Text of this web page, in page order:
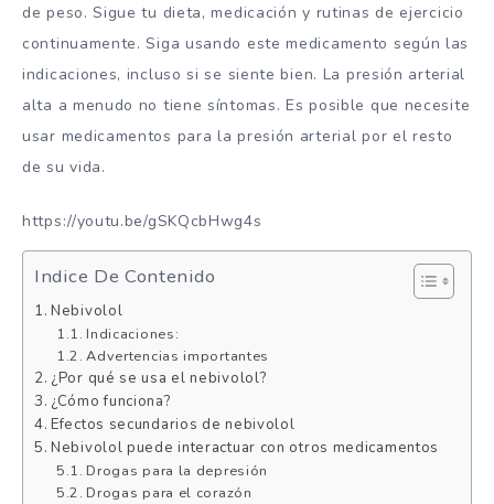
de peso. Sigue tu dieta, medicación y rutinas de ejercicio
continuamente. Siga usando este medicamento según las
indicaciones, incluso si se siente bien. La presión arterial
alta a menudo no tiene síntomas. Es posible que necesite
usar medicamentos para la presión arterial por el resto
de su vida.
https://youtu.be/gSKQcbHwg4s
Indice De Contenido
Nebivolol
Indicaciones:
Advertencias importantes
¿Por qué se usa el nebivolol?
¿Cómo funciona?
Efectos secundarios de nebivolol
Nebivolol puede interactuar con otros medicamentos
Drogas para la depresión
Drogas para el corazón